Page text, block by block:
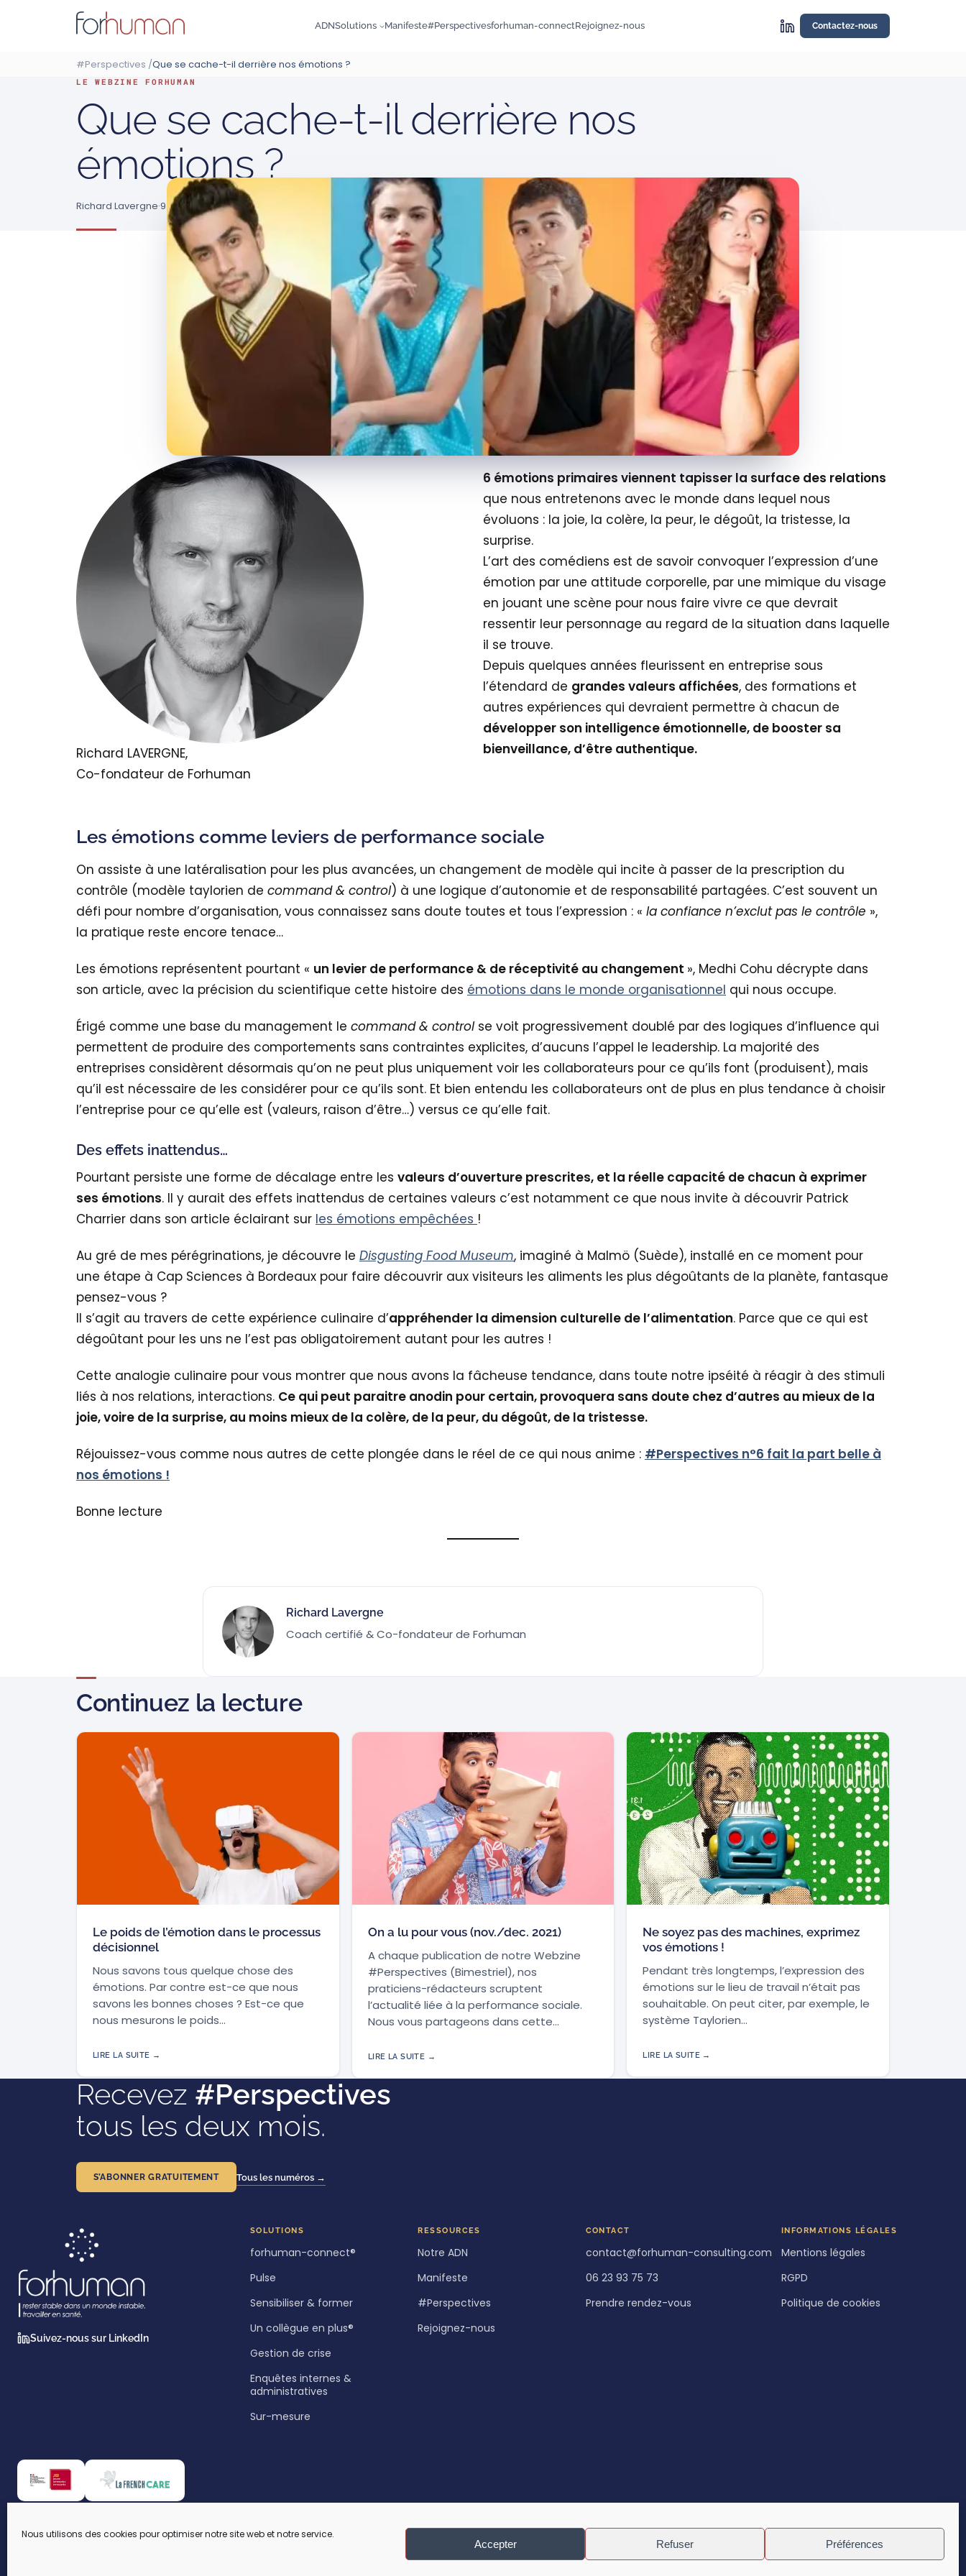
Nous utilisons des cookies pour optimiser notre site web et notre service.
Accepter Refuser Préférences
ADNSolutions Manifeste#Perspectivesforhuman-connectRejoignez-nous Contactez-nous
#Perspectives /Que se cache-t-il derrière nos émotions ?
LE WEBZINE FORHUMAN
Que se cache-t-il derrière nos
émotions ?
Richard Lavergne·9 novembre 2021
Richard LAVERGNE,
Co-fondateur de Forhuman
6 émotions primaires viennent tapisser la surface des relations
que nous entretenons avec le monde dans lequel nous
évoluons : la joie, la colère, la peur, le dégoût, la tristesse, la
surprise.
L’art des comédiens est de savoir convoquer l’expression d’une
émotion par une attitude corporelle, par une mimique du visage
en jouant une scène pour nous faire vivre ce que devrait
ressentir leur personnage au regard de la situation dans laquelle
il se trouve.
Depuis quelques années fleurissent en entreprise sous
l’étendard de grandes valeurs affichées, des formations et
autres expériences qui devraient permettre à chacun de
développer son intelligence émotionnelle, de booster sa
bienveillance, d’être authentique.
Les émotions comme leviers de performance sociale
On assiste à une latéralisation pour les plus avancées, un changement de modèle qui incite à passer de la prescription du
contrôle (modèle taylorien de command & control) à une logique d’autonomie et de responsabilité partagées. C’est souvent un
défi pour nombre d’organisation, vous connaissez sans doute toutes et tous l’expression : « la confiance n’exclut pas le contrôle »,
la pratique reste encore tenace…
Les émotions représentent pourtant « un levier de performance & de réceptivité au changement », Medhi Cohu décrypte dans
son article, avec la précision du scientifique cette histoire des émotions dans le monde organisationnel qui nous occupe.
Érigé comme une base du management le command & control se voit progressivement doublé par des logiques d’influence qui
permettent de produire des comportements sans contraintes explicites, d’aucuns l’appel le leadership. La majorité des
entreprises considèrent désormais qu’on ne peut plus uniquement voir les collaborateurs pour ce qu’ils font (produisent), mais
qu’il est nécessaire de les considérer pour ce qu’ils sont. Et bien entendu les collaborateurs ont de plus en plus tendance à choisir
l’entreprise pour ce qu’elle est (valeurs, raison d’être…) versus ce qu’elle fait.
Des effets inattendus…
Pourtant persiste une forme de décalage entre les valeurs d’ouverture prescrites, et la réelle capacité de chacun à exprimer
ses émotions. Il y aurait des effets inattendus de certaines valeurs c’est notamment ce que nous invite à découvrir Patrick
Charrier dans son article éclairant sur les émotions empêchées !
Au gré de mes pérégrinations, je découvre le Disgusting Food Museum, imaginé à Malmö (Suède), installé en ce moment pour
une étape à Cap Sciences à Bordeaux pour faire découvrir aux visiteurs les aliments les plus dégoûtants de la planète, fantasque
pensez-vous ?
Il s’agit au travers de cette expérience culinaire d’appréhender la dimension culturelle de l’alimentation. Parce que ce qui est
dégoûtant pour les uns ne l’est pas obligatoirement autant pour les autres !
Cette analogie culinaire pour vous montrer que nous avons la fâcheuse tendance, dans toute notre ipséité à réagir à des stimuli
liés à nos relations, interactions. Ce qui peut paraitre anodin pour certain, provoquera sans doute chez d’autres au mieux de la
joie, voire de la surprise, au moins mieux de la colère, de la peur, du dégoût, de la tristesse.
Réjouissez-vous comme nous autres de cette plongée dans le réel de ce qui nous anime : #Perspectives n°6 fait la part belle à
nos émotions !
Bonne lecture
Richard Lavergne
Coach certifié & Co-fondateur de Forhuman
Continuez la lecture
Le poids de l’émotion dans le processus
décisionnel
Nous savons tous quelque chose des
émotions. Par contre est-ce que nous
savons les bonnes choses ? Est-ce que
nous mesurons le poids…
LIRE LA SUITE →
On a lu pour vous (nov./dec. 2021)
A chaque publication de notre Webzine
#Perspectives (Bimestriel), nos
praticiens-rédacteurs scruptent
l’actualité liée à la performance sociale.
Nous vous partageons dans cette…
LIRE LA SUITE →
Ne soyez pas des machines, exprimez
vos émotions !
Pendant très longtemps, l’expression des
émotions sur le lieu de travail n’était pas
souhaitable. On peut citer, par exemple, le
système Taylorien…
LIRE LA SUITE →
Recevez #Perspectives
tous les deux mois.
S’ABONNER GRATUITEMENT Tous les numéros →
Suivez-nous sur LinkedIn
SOLUTIONS
forhuman-connect®
Pulse
Sensibiliser & former
Un collègue en plus®
Gestion de crise
Enquêtes internes &
administratives
Sur-mesure
RESSOURCES
Notre ADN
Manifeste
#Perspectives
Rejoignez-nous
CONTACT
contact@forhuman-consulting.com
06 23 93 75 73
Prendre rendez-vous
INFORMATIONS LÉGALES
Mentions légales
RGPD
Politique de cookies